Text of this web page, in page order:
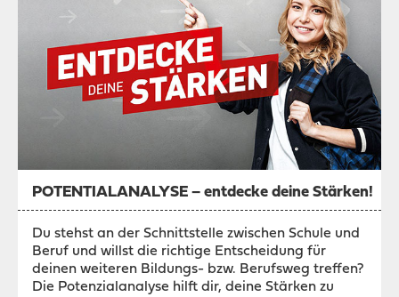
POTENTIALANALYSE – entdecke deine Stärken!
Du stehst an der Schnittstelle zwischen Schule und
Beruf und willst die richtige Entscheidung für
deinen weiteren Bildungs- bzw. Berufsweg treffen?
Die Potenzialanalyse hilft dir, deine Stärken zu